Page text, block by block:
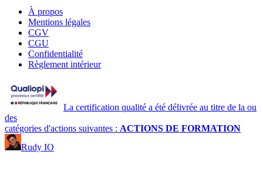
À propos
Mentions légales
CGV
CGU
Confidentialité
Règlement intérieur
La certification qualité a été délivrée au titre de la ou
des
catégories d'actions suivantes : ACTIONS DE FORMATION
Rudy IO